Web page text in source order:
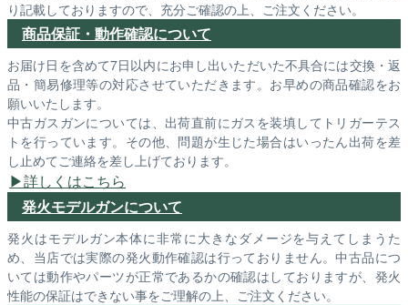
り記載しておりますので、充分ご確認の上、ご注文ください。
商品保証・動作確認について
お届け日を含めて7日以内にお申し出いただいた不具合には交換・返
品・簡易修理等の対応させていただきます。お早めの商品確認をお
願いいたします。
中古ガスガンについては、出荷直前にガスを装填してトリガーテス
トを行っています。その他、問題が生じた場合はいったん出荷を差
し止めてご連絡を差し上げております。
詳しくはこちら
発火モデルガンについて
発火はモデルガン本体に非常に大きなダメージを与えてしまうた
め、当店では実際の発火動作確認は行っておりません。中古品につ
いては動作やパーツが正常であるかの確認はしておりますが、発火
性能の保証はできない事をご理解の上、ご注文ください。